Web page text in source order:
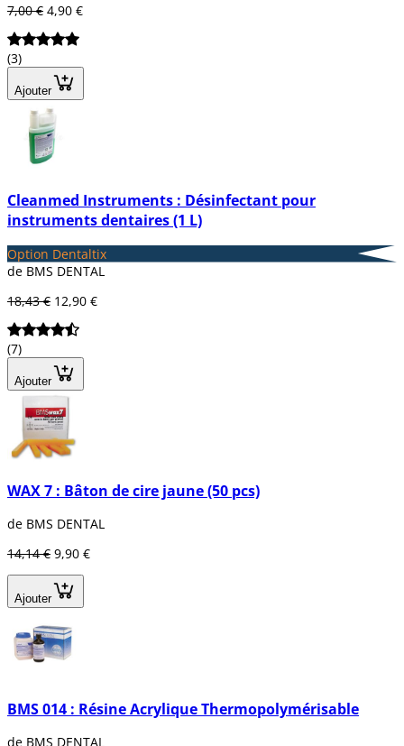
7,00 € 4,90 €
(3)
Ajouter
Cleanmed Instruments : Désinfectant pour
instruments dentaires (1 L)
Option Dentaltix
de BMS DENTAL
18,43 € 12,90 €
(7)
Ajouter
WAX 7 : Bâton de cire jaune (50 pcs)
de BMS DENTAL
14,14 € 9,90 €
Ajouter
BMS 014 : Résine Acrylique Thermopolymérisable
de BMS DENTAL